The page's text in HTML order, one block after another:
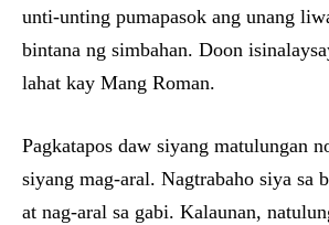
unti-unting pumapasok ang unang
bintana ng simbahan. Doon
lahat kay Mang Roman.
Pagkatapos daw siyang matulungan
siyang mag-aral. Nagtrabaho siya sa
at nag-aral sa gabi. Kalaunan,